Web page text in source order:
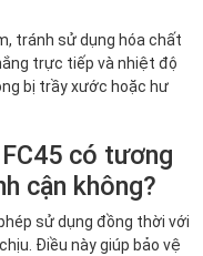
tránh sử dụng hóa chất
trực tiếp và nhiệt độ
bị trầy xước hoặc hư
có tương
cận không?
sử dụng đồng thời với
Điều này giúp bảo vệ